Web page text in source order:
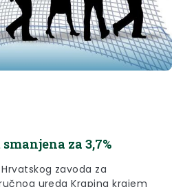
za 3,7%
zavoda za
ureda Krapina krajem